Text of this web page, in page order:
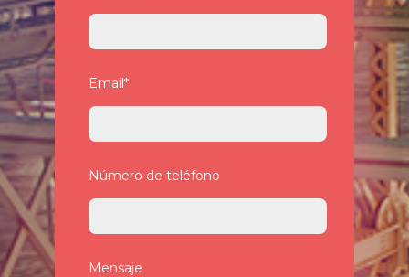
Email*
Número de teléfono
Mensaje